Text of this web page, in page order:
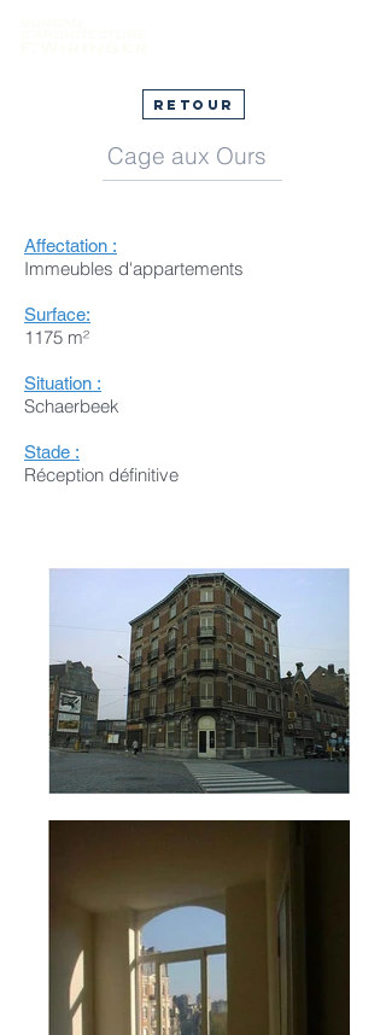
Retour
Cage aux Ours
Affectation :
Immeubles d'appartements
Surface:
1175 m²
Situation :
Schaerbeek
Stade :
Réception définitive